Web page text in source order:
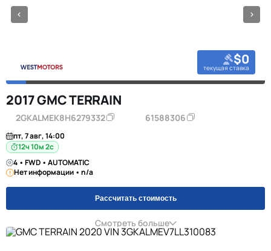
$0
текущая ставка
2017 GMC TERRAIN
2GKALMEK8H6279332 61588306
пт, 7 авг, 14:00
12ч 10м 1с
4 • FWD • AUTOMATIC
Нет информации • n/a
Рассчитать стоимость
Смотреть больше